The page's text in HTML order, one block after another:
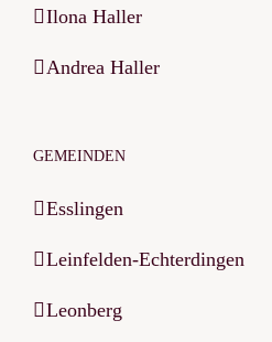
Ilona Haller
Andrea Haller
GEMEINDEN
Esslingen
Leinfelden-Echterdingen
Leonberg